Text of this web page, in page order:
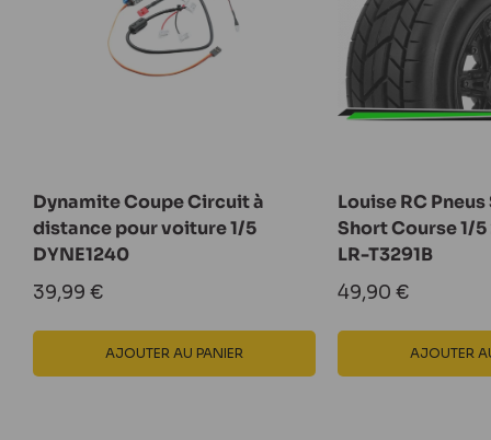
Dynamite Coupe Circuit à
distance pour voiture 1/5
DYNE1240
Prix
réduit
39,99 €
AJOUTER AU PANIER
Louise RC
Short Course 1/
LR-T3291B
Prix
réduit
49,90 €
AJOUTER